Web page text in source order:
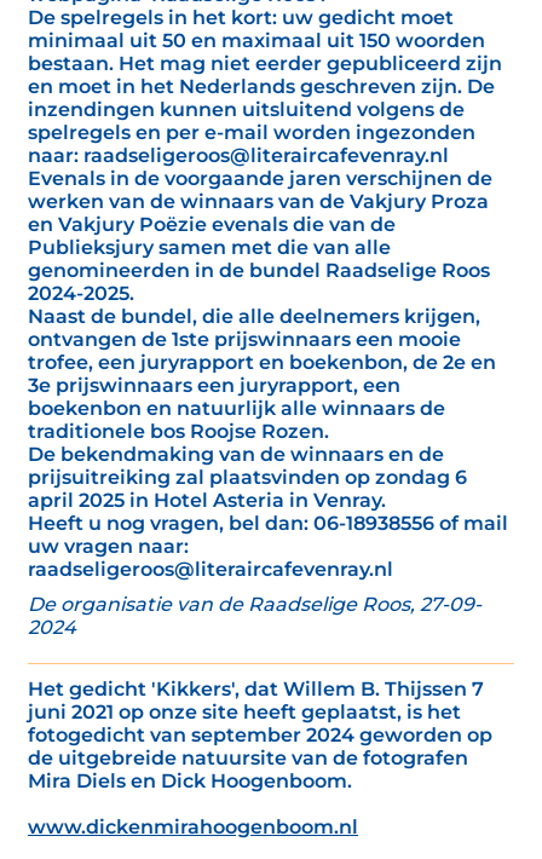
De spelregels in het kort: uw gedicht moet
minimaal uit 50 en maximaal uit 150 woorden
bestaan. Het mag niet eerder gepubliceerd zijn
en moet in het Nederlands geschreven zijn. De
inzendingen kunnen uitsluitend volgens de
spelregels en per e-mail worden ingezonden
naar: raadseligeroos@literaircafevenray.nl
Evenals in de voorgaande jaren verschijnen de
werken van de winnaars van de Vakjury Proza
en Vakjury Poëzie evenals die van de
Publieksjury samen met die van alle
genomineerden in de bundel Raadselige Roos
2024-2025.
Naast de bundel, die alle deelnemers krijgen,
ontvangen de 1ste prijswinnaars een mooie
trofee, een juryrapport en boekenbon, de 2e en
3e prijswinnaars een juryrapport, een
boekenbon en natuurlijk alle winnaars de
traditionele bos Roojse Rozen.
De bekendmaking van de winnaars en de
prijsuitreiking zal plaatsvinden op zondag 6
april 2025 in Hotel Asteria in Venray.
Heeft u nog vragen, bel dan: 06-18938556 of mail
uw vragen naar:
raadseligeroos@literaircafevenray.nl
De organisatie van de Raadselige Roos, 27-09-
2024
Het gedicht 'Kikkers', dat Willem B. Thijssen 7
juni 2021 op onze site heeft geplaatst, is het
fotogedicht van september 2024 geworden op
de uitgebreide natuursite van de fotografen
Mira Diels en Dick Hoogenboom.
www.dickenmirahoogenboom.nl